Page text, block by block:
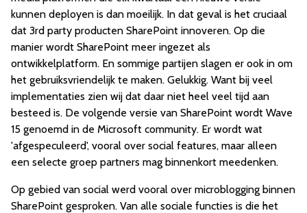
kunnen deployen is dan moeilijk. In dat geval is het cruciaal
dat 3rd party producten SharePoint innoveren. Op die
manier wordt SharePoint meer ingezet als
ontwikkelplatform. En sommige partijen slagen er ook in om
het gebruiksvriendelijk te maken. Gelukkig. Want bij veel
implementaties zien wij dat daar niet heel veel tijd aan
besteed is. De volgende versie van SharePoint wordt Wave
15 genoemd in de Microsoft community. Er wordt wat
'afgespeculeerd', vooral over social features, maar alleen
een selecte groep partners mag binnenkort meedenken.
Op gebied van social werd vooral over microblogging binnen
SharePoint gesproken. Van alle sociale functies is die het